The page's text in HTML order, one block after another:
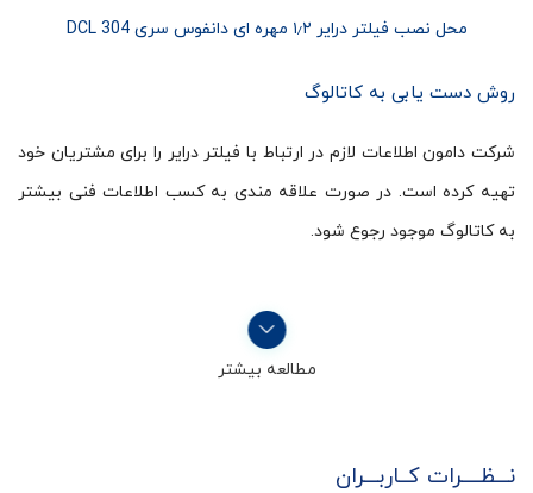
محل نصب فیلتر درایر ۱٫۲ مهره ای دانفوس سری DCL 304
روش دست یابی به کاتالوگ
شرکت دامون اطلاعات لازم در ارتباط با فیلتر درایر را برای مشتریان خود
تهیه کرده است. در صورت علاقه مندی به کسب اطلاعات فنی بیشتر
به کاتالوگ موجود رجوع شود.
مطالعه بیشتر
نـــظــــرات کــاربـــران